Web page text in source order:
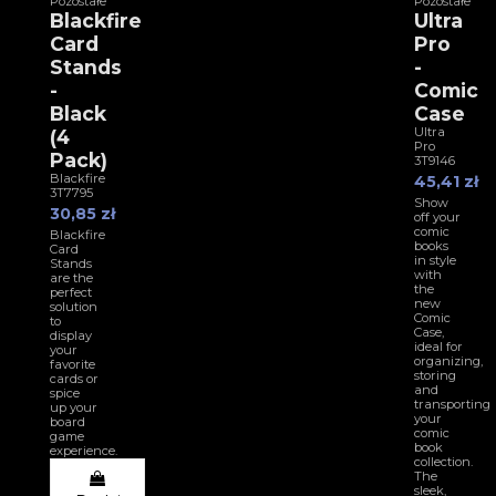
Blackfire
Card
Stands
-
Black
(4
Pack)
Blackfire
3T7795
30,85 zł
Blackfire
Card
Stands
are the
perfect
solution
to
display
your
favorite
cards or
spice
up your
board
game
experience.
Ultra
Pro
-
Comic
Case
Ultra
Pro
3T9146
45,41 zł
Show
off your
comic
books
in style
with
the
new
Comic
Case,
ideal for
organizing,
storing
and
transporting
your
comic
book
collection.
The
sleek,